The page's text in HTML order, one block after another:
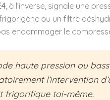
, à l’inverse, signale une
ou un filtre
endommager le
haute pression ou
l’intervention
frigorifique toi-même.